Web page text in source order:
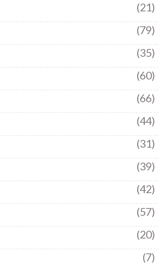
(21)
(79)
(35)
(60)
(66)
(44)
(31)
(39)
(42)
(57)
(20)
(7)